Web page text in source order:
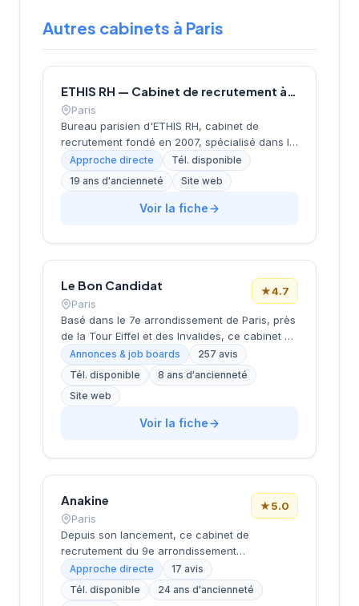
Autres cabinets à Paris
ETHIS RH — Cabinet de recrutement à Paris
Paris
Bureau parisien d'ETHIS RH, cabinet de
recrutement fondé en 2007, spécialisé dans le
conseil en ressources humaines, le
recrutement de cadres et dirigeants, le
coaching et l'outplacement. Situé au 16 rue de
Monceau dans le 8e arrondissement de Paris,
Approche directe
Tél. disponible
19 ans d'ancienneté
Site web
Voir la fiche
Le Bon Candidat
Paris
★4.7
Basé dans le 7e arrondissement de Paris, près
de la Tour Eiffel et des Invalides, ce cabinet de
recrutement bénéficie d'une localisation
prestigieuse au cœur de la capitale. Installé
rue de Bellechasse, il accompagne les
entreprises dans leurs recrutements avec une
approche personnalisée. La structure affiche
une excellente réputation auprès de sa
prestations de conseil en recrutement.
Annonces & job boards
257 avis
Tél. disponible
8 ans d'ancienneté
Site web
Voir la fiche
Anakine
Paris
★5.0
Depuis son lancement, ce cabinet de
recrutement du 9e arrondissement
accompagne les entreprises dans leurs
recherches de talents, avec une approche
centrée sur les métiers du digital et de la tech.
Approche directe
17 avis
Tél. disponible
24 ans d'ancienneté